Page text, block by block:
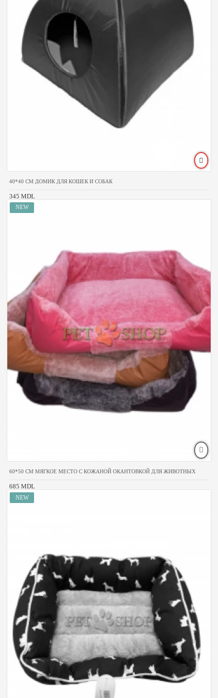
40*40 CM ДОМИК ДЛЯ КОШЕК И СОБАК
345 MDL
60*50 CM МЯГКОЕ МЕСТО С КОЖАНОЙ ОКАНТОВКОЙ ДЛЯ ЖИВОТНЫХ
685 MDL